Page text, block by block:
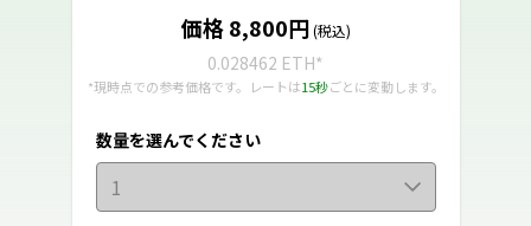
価格 8,800円 (税込)
0.028462 ETH*
*現時点での参考価格です。レートは15秒ごとに変動します。
数量を選んでください
1